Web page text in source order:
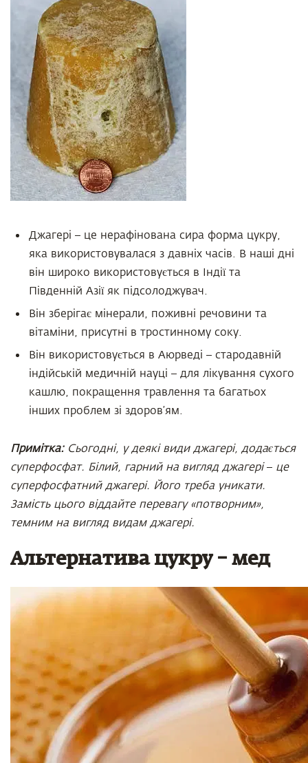
Джагері – це нерафінована сира форма цукру,
яка використовувалася з давніх часів. В наші дні
він широко використовується в Індії та
Південній Азії як підсолоджувач.
Він зберігає мінерали, поживні речовини та
вітаміни, присутні в тростинному соку.
Він використовується в Аюрведі – стародавній
індійській медичній науці – для лікування сухого
кашлю, покращення травлення та багатьох
інших проблем зі здоров’ям.
Примітка:Сьогодні, у деякі види джагері, додається
суперфосфат. Білий, гарний на вигляд джагері– це
суперфосфатний джагері. Його треба уникати.
Замість цього віддайте перевагу «потворним»,
темним на вигляд видам джагері.
Альтернатива цукру – мед